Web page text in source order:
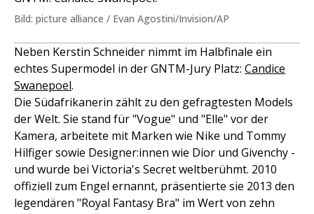
Bild: picture alliance / Evan Agostini/Invision/AP
Neben Kerstin Schneider nimmt im Halbfinale ein
echtes Supermodel in der GNTM-Jury Platz: Candice
Swanepoel.
Die Südafrikanerin zählt zu den gefragtesten Models
der Welt. Sie stand für "Vogue" und "Elle" vor der
Kamera, arbeitete mit Marken wie Nike und Tommy
Hilfiger sowie Designer:innen wie Dior und Givenchy -
und wurde bei Victoria's Secret weltberühmt. 2010
offiziell zum Engel ernannt, präsentierte sie 2013 den
legendären "Royal Fantasy Bra" im Wert von zehn